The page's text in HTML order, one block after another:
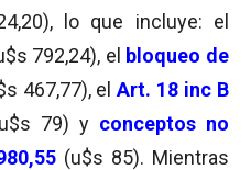
lo que incluye: el
792,24), el bloqueo de
467,77), elArt. 18 inc B
79) y conceptos no
(u$s 85). Mientras